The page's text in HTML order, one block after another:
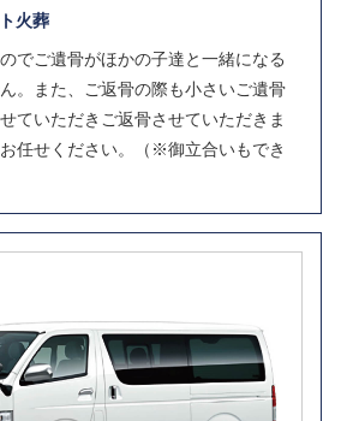
ト火葬
でご遺骨がほかの子達と一緒になる
。また、ご返骨の際も小さいご遺骨
ていただきご返骨させていただきま
任せください。（※御立合いもでき